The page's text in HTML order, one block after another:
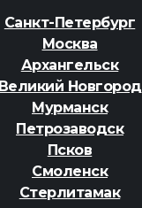
Санкт-Петербург
Москва
Архангельск
Великий Новгород
Мурманск
Петрозаводск
Псков
Смоленск
Стерлитамак